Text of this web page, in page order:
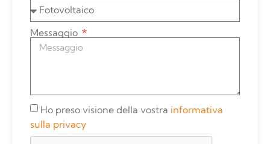
Messaggio
Ho preso visione della vostra informativa
sulla privacy